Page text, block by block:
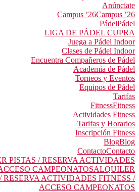
Anúnciate
Campus ’26Campus ’26
PádelPádel
LIGA DE PÁDEL CUPRA
Juega a Pádel Indoor
Clases de Pádel Indoor
Encuentra Compañeros de Pádel
Academia de Pádel
Torneos y Eventos
Equipos de Pádel
Tarifas
FitnessFitness
Actividades Fitness
Tarifas y Horarios
Inscripción Fitness
BlogBlog
ContactoContacto
PISTAS / RESERVA ACTIVIDADES
CAMPEONATOSALQUILER
RESERVA ACTIVIDADES FITNESS /
ACCESO CAMPEONATOS